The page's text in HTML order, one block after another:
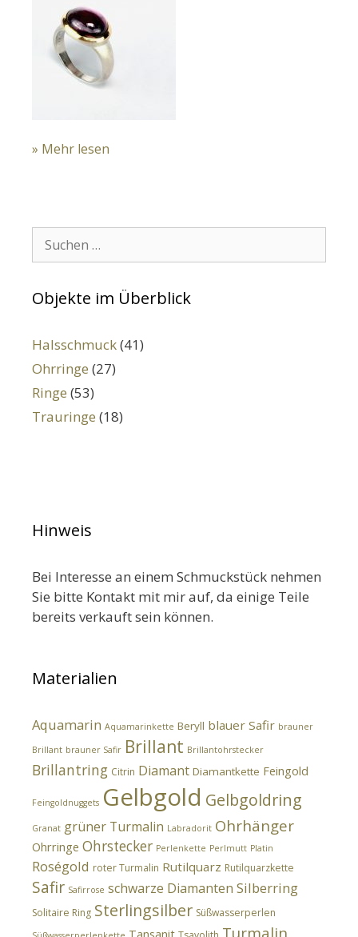
» Mehr lesen
Suchen:
Objekte im Überblick
Halsschmuck(41)
Ohrringe (27)
Ringe (53)
Trauringe (18)
Hinweis
Bei Interesse an einem Schmuckstück nehmen
Sie bitte Kontakt mit mir auf, da einige Teile
bereits verkauft sein können.
Materialien
Aquamarin Aquamarinkette Beryll blauer Safir brauner
Brillant brauner Safir Brillant Brillantohrstecker
Brillantring Citrin Diamant Diamantkette Feingold
Feingoldnuggets Gelbgold Gelbgoldring
Granat grüner Turmalin Labradorit Ohrhänger
Ohrringe Ohrstecker Perlenkette Perlmutt Platin
Roségold roter Turmalin Rutilquarz Rutilquarzkette
Safir Safirrose schwarze Diamanten Silberring
Solitaire Ring Sterlingsilber Süßwasserperlen
Tansanit Turmalin